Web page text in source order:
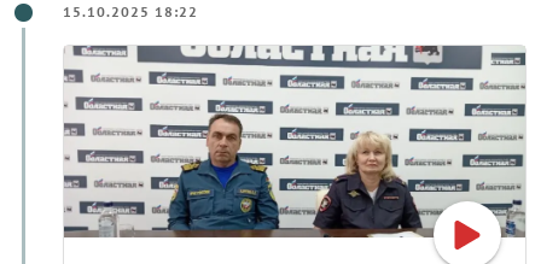
15.10.2025 18:22